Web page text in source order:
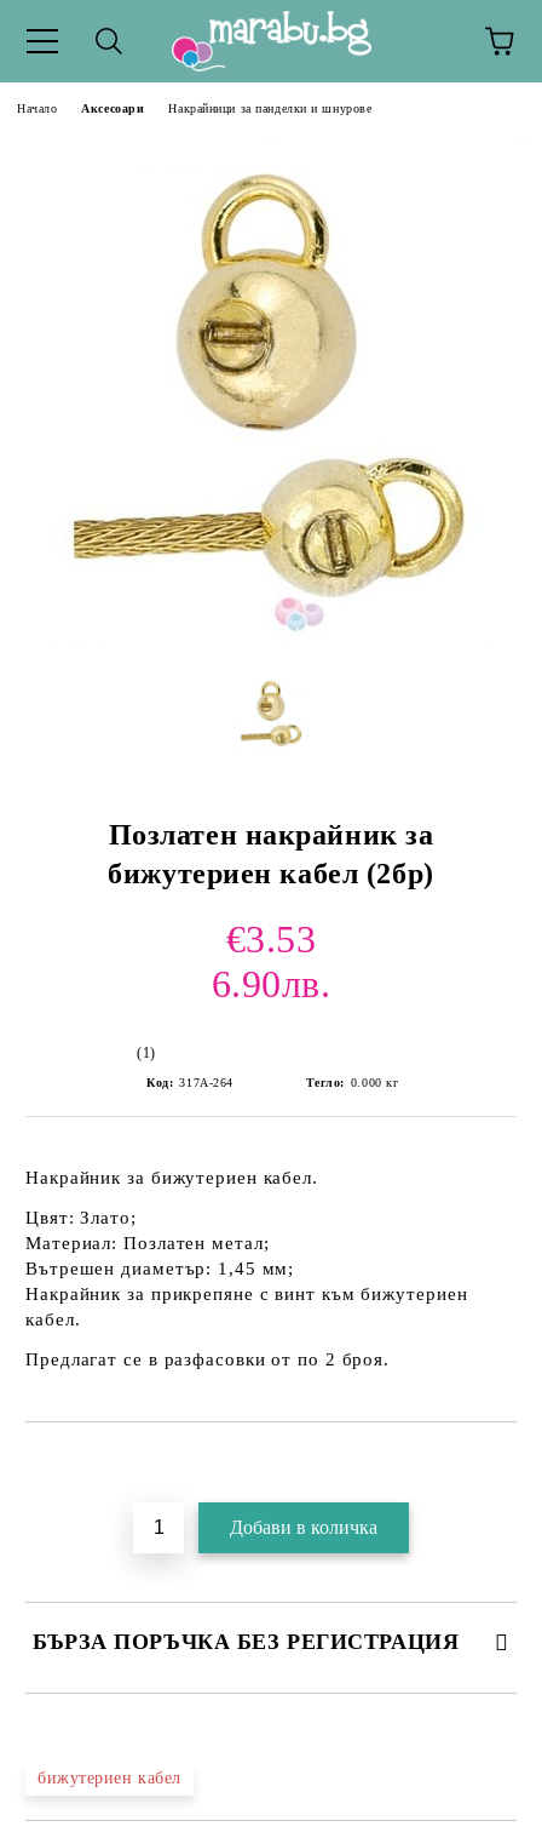
Начало Аксесоари Накрайници за панделки и шнурове
Позлатен накрайник за
бижутериен кабел (2бр)
€3.53
6.90лв.
(1)
Код: 317A-264 Тегло: 0.000 кг
Накрайник за бижутериен кабел.
Цвят: Злато;
Материал: Позлатен метал;
Вътрешен диаметър: 1,45 мм;
Накрайник за прикрепяне с винт към бижутериен
кабел.
Предлагат се в разфасовки от по 2 броя.
БЪРЗА ПОРЪЧКА БЕЗ РЕГИСТРАЦИЯ
бижутериен кабел